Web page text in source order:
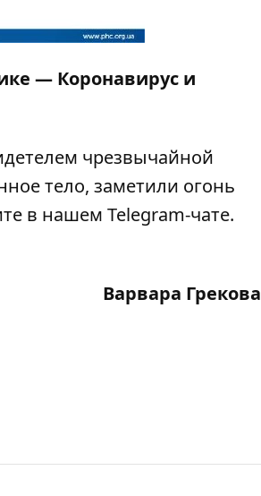
— Коронавирус и
чрезвычайной
тело, заметили огонь
в нашем Telegram-чате.
Варвара Грекова